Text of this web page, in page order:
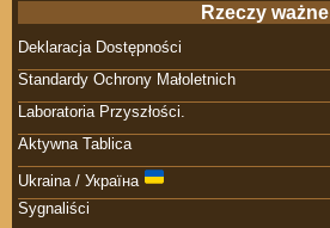
Rzeczy ważne
Deklaracja Dostępności
Standardy Ochrony Małoletnich
Laboratoria Przyszłości.
Aktywna Tablica
Ukraina / Україна
Sygnaliści